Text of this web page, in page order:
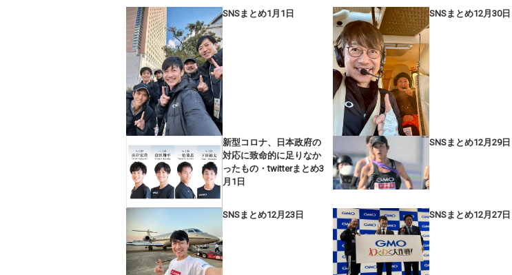
SNSまとめ1月1日 SNSまとめ12月30日
新型コロナ、日本政府の
対応に致命的に足りなか
ったもの・twitterまとめ3
月1日
SNSまとめ12月29日
SNSまとめ12月23日 SNSまとめ12月27日